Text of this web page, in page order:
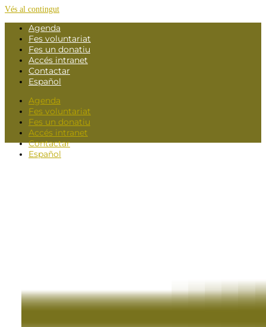
Vés al contingut
Agenda
Fes voluntariat
Fes un donatiu
Accés intranet
Contactar
Español
Agenda
Fes voluntariat
Fes un donatiu
Accés intranet
Contactar
Español